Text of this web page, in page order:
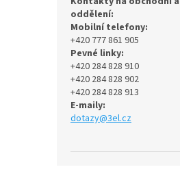
oddělení:
Mobilní telefony:
+420 777 861 905
Pevné linky:
+420 284 828 910
+420 284 828 902
+420 284 828 913
E-maily:
dotazy@3el.cz